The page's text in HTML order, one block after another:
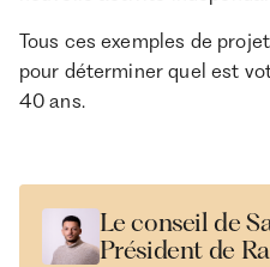
Tous ces exemples de
pour déterminer quel est
40 ans.
Le conseil de
Président de